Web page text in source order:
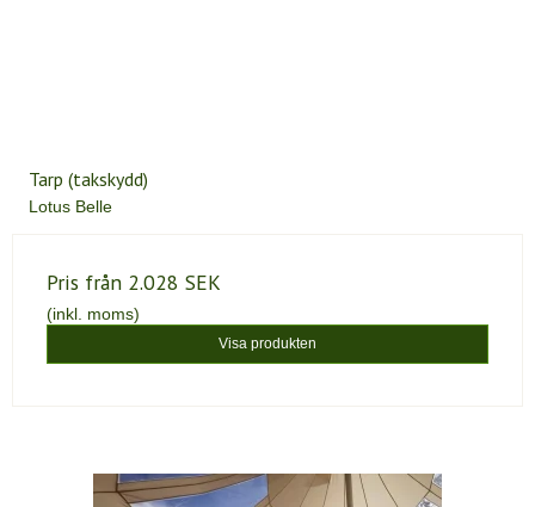
Tarp (takskydd)
Lotus Belle
Pris från 2.028 SEK
(inkl. moms)
Visa produkten